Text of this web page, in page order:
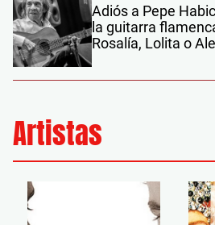
Adiós a Pepe
la guitarra
Rosalía, Lolita o
Artistas